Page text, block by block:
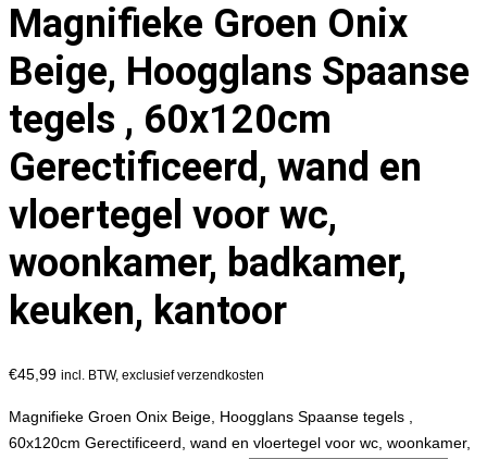
Magnifieke Groen Onix
Beige, Hoogglans Spaanse
tegels , 60x120cm
Gerectificeerd, wand en
vloertegel voor wc,
woonkamer, badkamer,
keuken, kantoor
€45,99 incl. BTW, exclusief verzendkosten
Magnifieke Groen Onix Beige, Hoogglans Spaanse tegels ,
60x120cm Gerectificeerd, wand en vloertegel voor wc, woonkamer,